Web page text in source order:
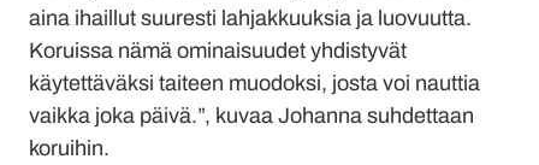
aina ihaillut suuresti lahjakkuuksia ja luovuutta.
Koruissa nämä ominaisuudet yhdistyvät
käytettäväksi taiteen muodoksi, josta voi nauttia
vaikka joka päivä.”, kuvaa Johanna suhdettaan
koruihin.